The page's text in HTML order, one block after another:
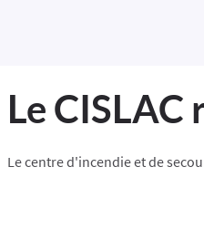
Le CISLAC
Le centre d'incendie et de